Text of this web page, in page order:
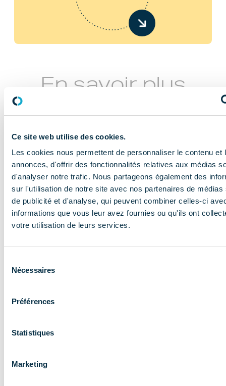
Ce site web utilise des cookies.
Les cookies nous permettent de personnaliser le contenu et
annonces, d'offrir des fonctionnalités relatives aux médias
d'analyser notre trafic. Nous partageons également des
sur l'utilisation de notre site avec nos partenaires de médias
de publicité et d'analyse, qui peuvent combiner celles-ci
informations que vous leur avez fournies ou qu'ils ont
votre utilisation de leurs services.
Nécessaires
Préférences
Statistiques
Marketing
En savoir plus
NOS MISSIONS
Le COMIDENT
apporte son
entreprises et
les accompagne